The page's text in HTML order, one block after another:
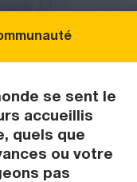
se sent le
accueillis
quels que
ou votre
pas